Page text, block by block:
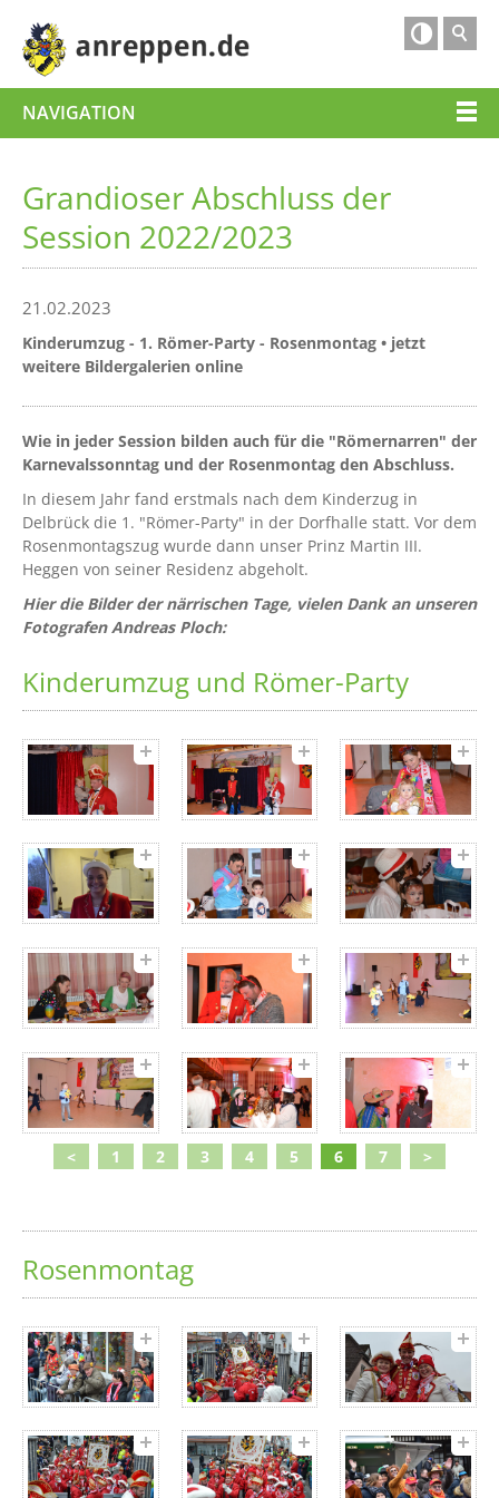

NAVIGATION
Grandioser Abschluss der
Session 2022/2023
21.02.2023
Kinderumzug - 1. Römer-Party - Rosenmontag • jetzt
weitere Bildergalerien online
Wie in jeder Session bilden auch für die "Römernarren" der
Karnevalssonntag und der Rosenmontag den Abschluss.
In diesem Jahr fand erstmals nach dem Kinderzug in
Delbrück die 1. "Römer-Party" in der Dorfhalle statt. Vor dem
Rosenmontagszug wurde dann unser Prinz Martin III.
Heggen von seiner Residenz abgeholt.
Hier die Bilder der närrischen Tage, vielen Dank an unseren
Fotografen Andreas Ploch:
Kinderumzug und Römer-Party
< 1 2 3 4 5 6 7 >
Rosenmontag